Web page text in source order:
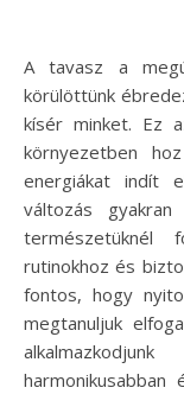
A tavasz a megújulás évszaka, amikor a természet
körülöttünk
kísér minket. Ez
környezetben
energiákat indít
változás
természetüknél
rutinokhoz és
fontos, hogy
megtanuljuk